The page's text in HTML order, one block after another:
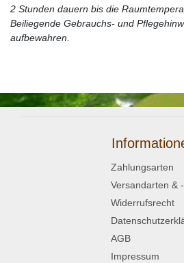
2 Stunden dauern bis die
Beiliegende Gebrauchs- und
aufbewahren.
Zahlungsarten
Versandarten &
Widerrufsrecht
AGB
Impressum